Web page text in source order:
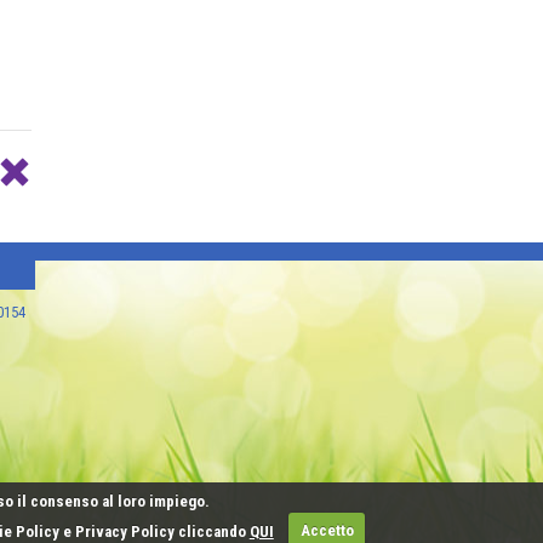
il consenso al loro impiego.
Policy e Privacy Policy cliccando QUI Accetto